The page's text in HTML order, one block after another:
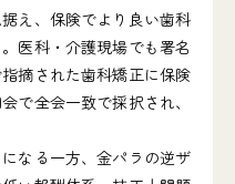
え、保険でより良い歯科
医科・介護現場でも署名
摘された歯科矯正に保険
で全会一致で採択され、
なる一方、金パラの逆ザ